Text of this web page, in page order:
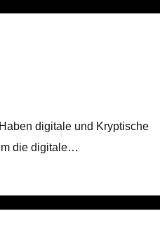
digitale und Kryptische
die digitale…